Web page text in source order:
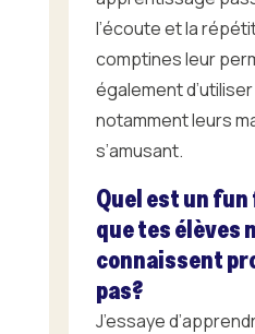
l’écoute et la
comptines leur
également
notamment leurs
s’amusant.
Quel est un
que tes élèves
connaissent
pas?
J’essaye